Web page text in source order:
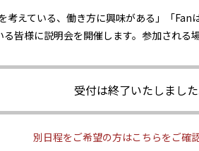
考えている、働き方に興味がある」「Fan
皆様に説明会を開催します。参加される
受付は終了いたしました
別日程をご希望の方はこちらをご確